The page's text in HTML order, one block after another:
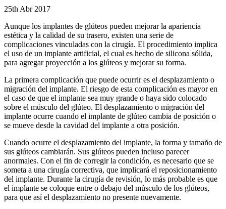
25th Abr 2017
Aunque los implantes de glúteos pueden mejorar la apariencia
estética y la calidad de su trasero, existen una serie de
complicaciones vinculadas con la cirugía. El procedimiento implica
el uso de un implante artificial, el cual es hecho de silicona sólida,
para agregar proyección a los glúteos y mejorar su forma.
La primera complicación que puede ocurrir es el desplazamiento o
migración del implante. El riesgo de esta complicación es mayor en
el caso de que el implante sea muy grande o haya sido colocado
sobre el músculo del glúteo. El desplazamiento o migración del
implante ocurre cuando el implante de glúteo cambia de posición o
se mueve desde la cavidad del implante a otra posición.
Cuando ocurre el desplazamiento del implante, la forma y tamaño de
sus glúteos cambiarán. Sus glúteos pueden incluso parecer
anormales. Con el fin de corregir la condición, es necesario que se
someta a una cirugía correctiva, que implicará el reposicionamiento
del implante. Durante la cirugía de revisión, lo más probable es que
el implante se coloque entre o debajo del músculo de los glúteos,
para que así el desplazamiento no presente nuevamente.